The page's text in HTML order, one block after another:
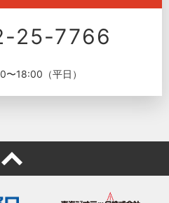
25-7766
18:00（平日）